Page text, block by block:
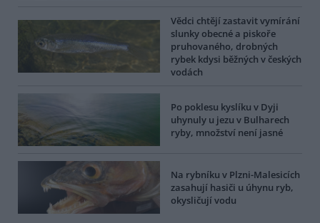
Vědci chtějí zastavit vymírání
slunky obecné a piskoře
pruhovaného, drobných
rybek kdysi běžných v českých
vodách
Po poklesu kyslíku v Dyji
uhynuly u jezu v Bulharech
ryby, množství není jasné
Na rybníku v Plzni-Malesicích
zasahují hasiči u úhynu ryb,
okysličují vodu